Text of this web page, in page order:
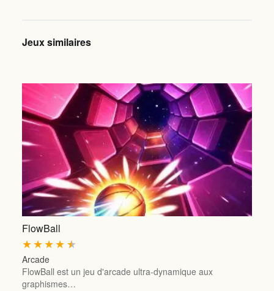
Jeux similaires
FlowBall
★
★
★
★
★
Arcade
FlowBall est un jeu d'arcade ultra-dynamique aux
graphismes…